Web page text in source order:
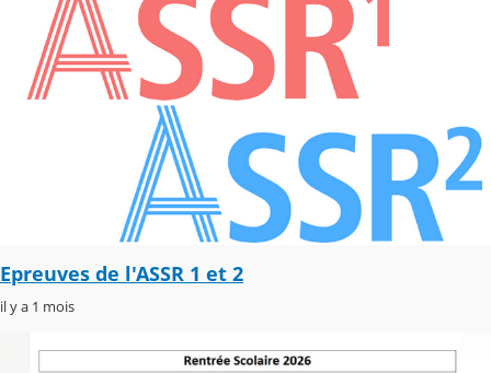
Epreuves de l'ASSR 1 et 2
il y a 1 mois